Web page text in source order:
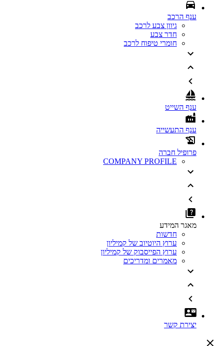
ענף הרכב
גיוון צבע לרכב
חדר צבע
חומרי טיפוח לרכב
ענף השייט
ענף התעשייה
פרופיל חברה
COMPANY PROFILE
מאגר המידע
חדשות
ערוץ היוטיוב של קמיליון
ערוץ הפייסבוק של קמיליון
מאמרים ומדריכים
יצירת קשר